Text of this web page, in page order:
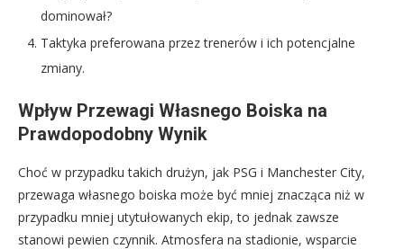
dominował?
Taktyka preferowana przez trenerów i ich potencjalne
zmiany.
Wpływ Przewagi Własnego Boiska na
Prawdopodobny Wynik
Choć w przypadku takich drużyn, jak PSG i Manchester City,
przewaga własnego boiska może być mniej znacząca niż w
przypadku mniej utytułowanych ekip, to jednak zawsze
stanowi pewien czynnik. Atmosfera na stadionie, wsparcie